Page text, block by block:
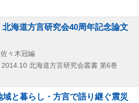
海道方言研究会40周年記念論文
々木冠編
2014.10 北海道方言研究会叢書 第6巻
と暮らし・方言で語り継ぐ震災